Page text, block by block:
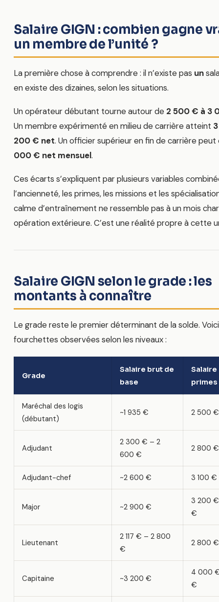
Salaire GIGN : combien gagne
un membre de l’unité ?
La première chose à comprendre : il n’existe pas un
en existe des dizaines, selon les situations.
Un opérateur débutant tourne autour de 2 500 € à 3
Un membre expérimenté en milieu de carrière atteint
200 € net. Un officier supérieur en fin de carrière
000 € net mensuel.
Ces écarts s’expliquent par plusieurs variables
l’ancienneté, les primes, les missions et les
calme d’entraînement ne ressemble pas à un mois
opération extérieure. C’est une réalité propre à cette
Salaire GIGN selon le grade : les
montants à connaître
Le grade reste le premier déterminant de la solde.
fourchettes observées selon les niveaux :
Grade
Salaire brut de
base
Salaire
primes
Maréchal des logis
(débutant)
~1 935 € 2 500
Adjudant
2 300 € – 2
600 €
2 800
Adjudant-chef ~2 600 € 3 100
Major ~2 900 €
3 200
€
Lieutenant
2 117 € – 2 800
€
2 800
Capitaine ~3 200 €
4 000
€